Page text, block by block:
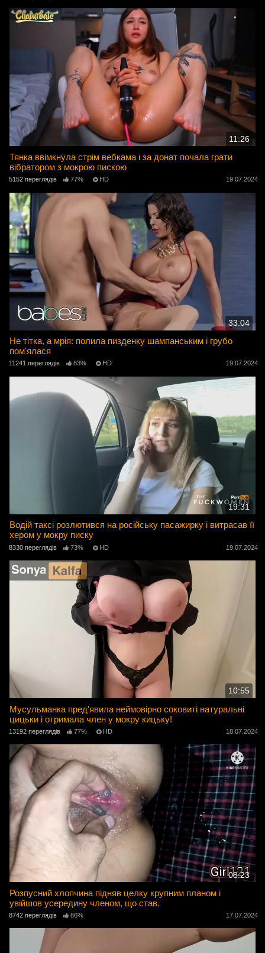
11:26
Тянка ввімкнула стрім вебкама і за донат почала грати
вібратором з мокрою пискою
5152 переглядів 77% HD 19.07.2024
33:04
Не тітка, а мрія: полила пизденку шампанським і грубо
пом'ялася
11241 переглядів 83% HD 19.07.2024
19:31
Водій таксі розлютився на російську пасажирку і витрасав її
хером у мокру писку
8330 переглядів 73% HD 19.07.2024
10:55
Мусульманка пред'явила неймовірно соковиті натуральні
цицьки і отримала член у мокру кицьку!
13192 переглядів 77% HD 18.07.2024
08:23
Розпусний хлопчина підняв целку крупним планом і
увійшов усередину членом, що став.
8742 переглядів 86% 17.07.2024